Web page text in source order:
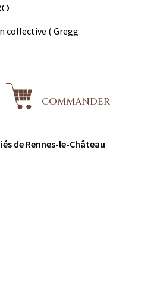
collective ( Gregg
COMMANDER
de Rennes-le-Château